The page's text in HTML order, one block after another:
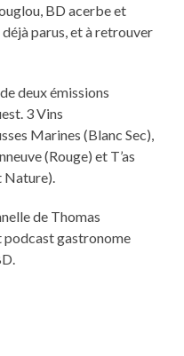
BD acerbe et
parus, et à retrouver
deux émissions
3 Vins
Marines (Blanc Sec),
(Rouge) et T’as
Nature).
de Thomas
podcast gastronome